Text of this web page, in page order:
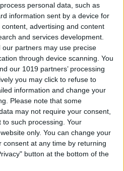
personal data, such as
information sent by a device for
advertising and content
and services development.
partners may use precise
through device scanning. You
our 1019 partners’ processing
you may click to refuse to
information and change your
Please note that some
may not require your consent,
such processing. Your
only. You can change your
consent at any time by returning
button at the bottom of the
con Flor de Sal
al mercado ‘Smoky
patatas crujientes
de la Vera, que se
'A la Flor de Sal de Ibiza',
y 'La Vie en
distribuye una cuidada
salados como dulces,
secos en todas sus
mezclas junto a sus
de gominola o